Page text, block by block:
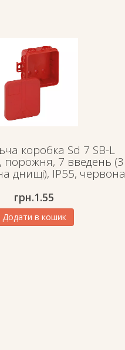
коробка Sd 7 SB-L
порожня, 7 введень (3
днищі), IP55, червона
грн.1.55
Додати в кошик